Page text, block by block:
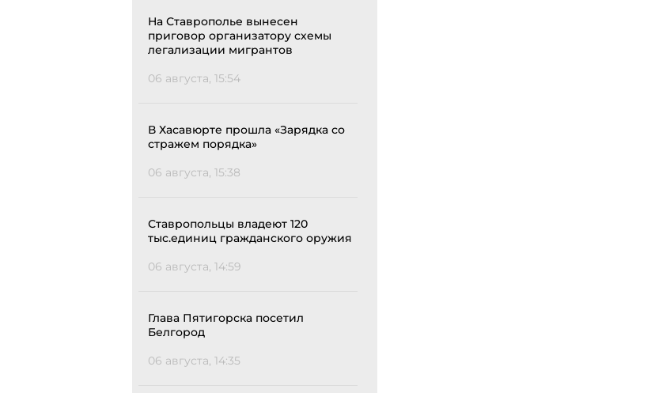
На Ставрополье вынесен
приговор организатору схемы
легализации мигрантов
06 августа, 15:54
В Хасавюрте прошла «Зарядка со
стражем порядка»
06 августа, 15:38
Ставропольцы владеют 120
тыс.единиц гражданского оружия
06 августа, 14:59
Глава Пятигорска посетил
Белгород
06 августа, 14:35